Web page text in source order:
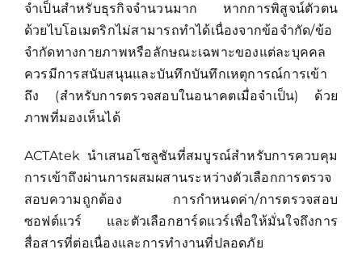
จำเป็นสำหรับธุรกิจจำนวนมาก หากการพิสูจน์ตัวตน
ด้วยไบโอเมตริกไม่สามารถทำได้เนื่องจากข้อจำกัด/ข้อ
จำกัดทางกายภาพหรือลักษณะเฉพาะของแต่ละบุคคล
ควรมีการสนับสนุนและบันทึกบันทึกเหตุการณ์การเข้า
ถึง (สำหรับการตรวจสอบในอนาคตเมื่อจำเป็น) ด้วย
ภาพที่มองเห็นได้
ACTAtek นำเสนอโซลูชันที่สมบูรณ์สำหรับการควบคุม
การเข้าถึงผ่านการผสมผสานระหว่างตัวเลือกการตรวจ
สอบความถูกต้อง การกำหนดค่า/การตรวจสอบ
ซอฟต์แวร์ และตัวเลือกฮาร์ดแวร์เพื่อให้มั่นใจถึงการ
สื่อสารที่ต่อเนื่องและการทำงานที่ปลอดภัย